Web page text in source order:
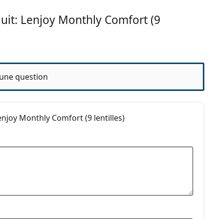
une alternative possible pour :
Lenjoy Monthly Comfort (9
question
Monthly Comfort (9 lentilles)